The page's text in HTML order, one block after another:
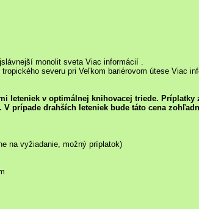
monolit sveta Viac informácií .
severu pri Veľkom bariérovom útese Viac
leteniek v optimálnej knihovacej triede. Príplatky
prípade drahších leteniek bude táto cena
na vyžiadanie, možný príplatok)